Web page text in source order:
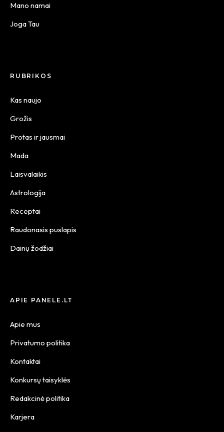
Mano namai
Joga Tau
RUBRIKOS
Kas naujo
Grožis
Protas ir jausmai
Mada
Laisvalaikis
Astrologija
Receptai
Raudonasis puslapis
Dainų žodžiai
APIE PANELE.LT
Apie mus
Privatumo politika
Kontaktai
Konkursų taisyklės
Redakcinė politika
Karjera